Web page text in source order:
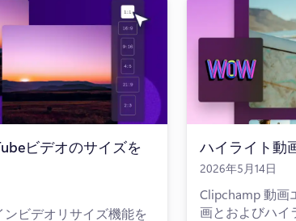
ビデオのサイズを
ビデオリサイズ機能を
ハイライト動
2026年5月14日
Clipchamp 動画
画とおよびハイ